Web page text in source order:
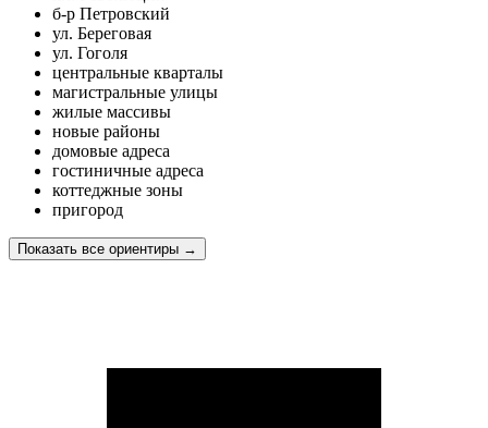
б-р Петровский
ул. Береговая
ул. Гоголя
центральные кварталы
магистральные улицы
жилые массивы
новые районы
домовые адреса
гостиничные адреса
коттеджные зоны
пригород
Показать все ориентиры →